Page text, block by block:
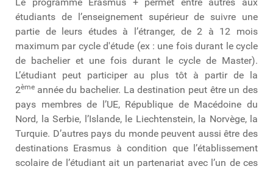
étudiants de l’enseignement supérieur de suivre une
partie de leurs études à l’étranger, de 2 à 12 mois
maximum par cycle d'étude (ex : une fois durant le cycle
de bachelier et une fois durant le cycle de Master).
L’étudiant peut participer au plus tôt à partir de la
2ème année du bachelier. La destination peut être un des
pays membres de l’UE, République de Macédoine du
Nord, la Serbie, l’Islande, le Liechtenstein, la Norvège, la
Turquie. D’autres pays du monde peuvent aussi être des
destinations Erasmus à condition que l’établissement
scolaire de l’étudiant ait un partenariat avec l’un de ces